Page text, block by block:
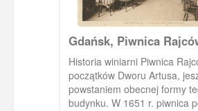
Gdańsk, Piwnica
Historia winiarni Piwnica
początków Dworu Artusa,
powstaniem obecnej formy
budynku. W 1651 r. piwnica